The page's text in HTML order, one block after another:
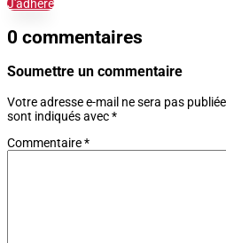
J'adhère
0 commentaires
Soumettre un commentaire
Votre adresse e-mail ne sera pas
sont indiqués avec*
Commentaire*